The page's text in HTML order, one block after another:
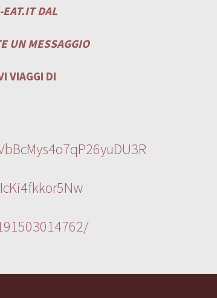
EAT.ITDAL
UN MESSAGGIO
VIAGGI DI